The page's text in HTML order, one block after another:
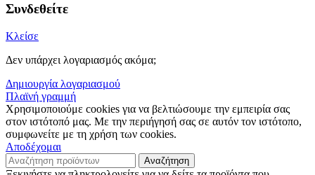
Συνδεθείτε
Κλείσε
Δεν υπάρχει λογαριασμός ακόμα;
Δημιουργία λογαριασμού
Πλαϊνή γραμμή
Χρησιμοποιούμε cookies για να βελτιώσουμε την εμπειρία σας
στον ιστότοπό μας. Με την περιήγησή σας σε αυτόν τον ιστότοπο,
συμφωνείτε με τη χρήση των cookies.
Αποδέχομαι
Αναζήτηση